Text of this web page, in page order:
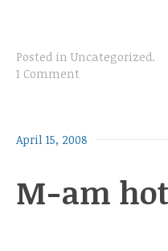
Posted in Uncategorized.
1 Comment
April 15, 2008
M-am